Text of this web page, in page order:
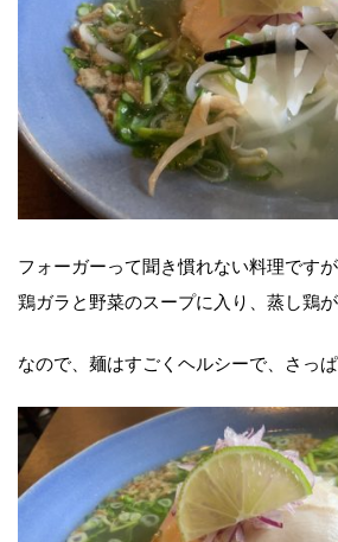
フォーガーって聞き慣れない料理です
鶏ガラと野菜のスープに入り、蒸し鶏が
なので、麺はすごくヘルシーで、さっぱ